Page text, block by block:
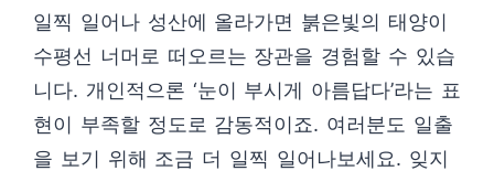
일찍 일어나 성산에 올라가면 붉은빛의 태양이
수평선 너머로 떠오르는 장관을 경험할 수 있습
니다. 개인적으론 ‘눈이 부시게 아름답다’라는 표
현이 부족할 정도로 감동적이죠. 여러분도 일출
을 보기 위해 조금 더 일찍 일어나보세요. 잊지